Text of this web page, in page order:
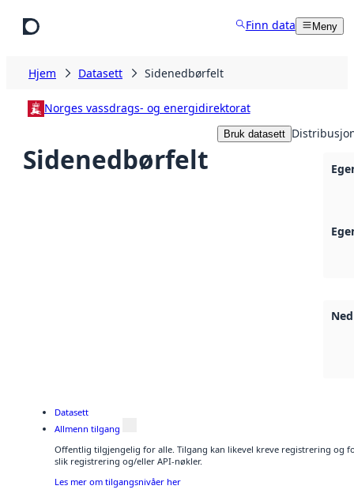
Finn data Meny
Hjem Datasett Sidenedbørfelt
Norges vassdrags- og energidirektorat
Sidenedbørfelt
Bruk datasett
Datasett
Allmenn tilgang
Offentlig tilgjengelig for alle. Tilgang kan likevel kreve registrering og
slik registrering og/eller API-nøkler.
Les mer om tilgangsnivåer her